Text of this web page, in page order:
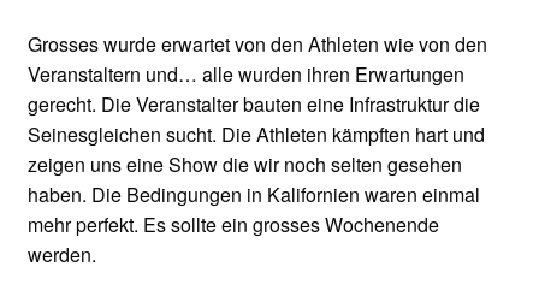
Grosses wurde erwartet von den Athleten wie von den
Veranstaltern und… alle wurden ihren Erwartungen
gerecht. Die Veranstalter bauten eine Infrastruktur die
Seinesgleichen sucht. Die Athleten kämpften hart und
zeigen uns eine Show die wir noch selten gesehen
haben. Die Bedingungen in Kalifornien waren einmal
mehr perfekt. Es sollte ein grosses Wochenende
werden.